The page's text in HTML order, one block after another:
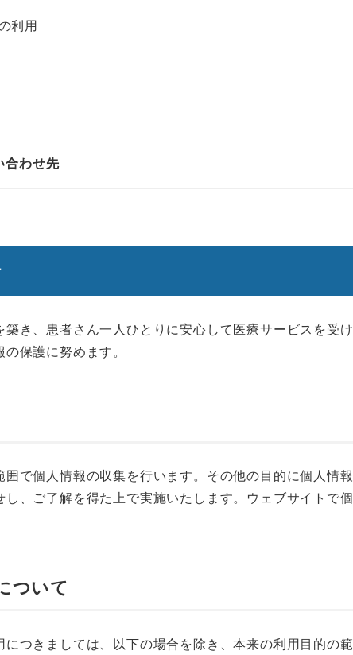
利用
合わせ先
き、患者さん一人ひとりに安心して医療サービスを受
保護に努めます。
で個人情報の収集を行います。その他の目的に個人情
、ご了解を得た上で実施いたします。ウェブサイトで
ついて
つきましては、以下の場合を除き、本来の利用目的の